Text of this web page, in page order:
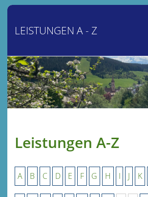
LEISTUNGEN A - Z
Leistungen A-Z
A B C D E F G H I J K